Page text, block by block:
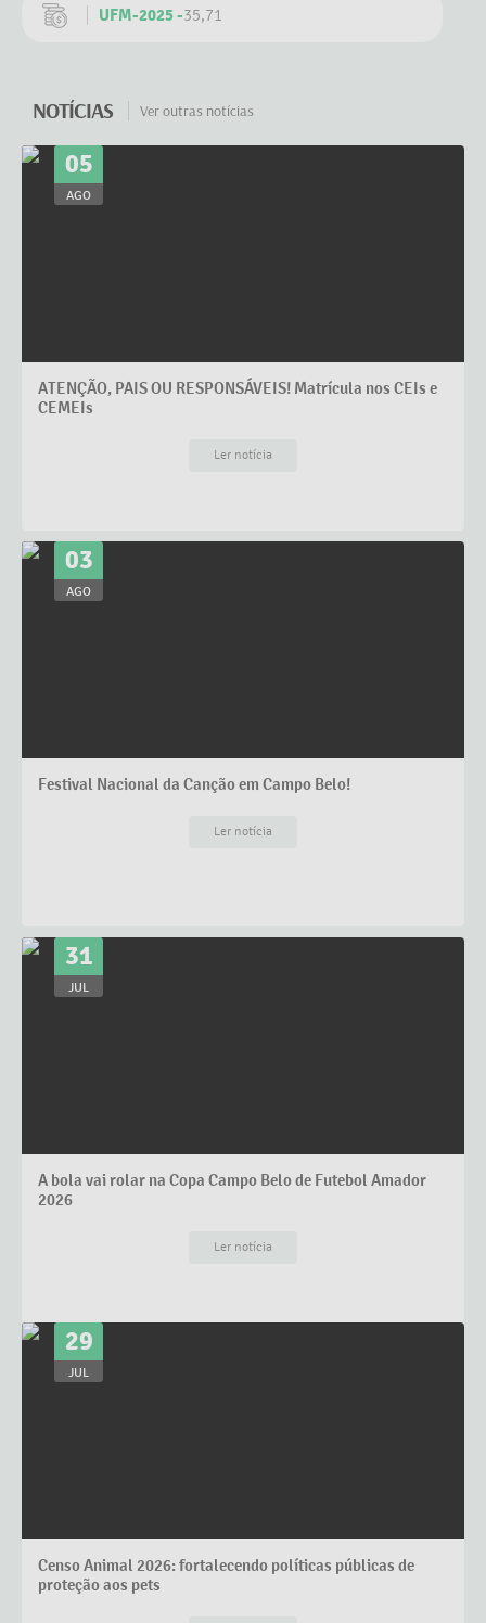
UFM-2025 -35,71
NOTÍCIAS Ver outras notícias
05
AGO
ATENÇÃO, PAIS OU RESPONSÁVEIS! Matrícula nos CEIs e
CEMEIs
Ler notícia
03
AGO
Festival Nacional da Canção em Campo Belo!
Ler notícia
31
JUL
A bola vai rolar na Copa Campo Belo de Futebol Amador
2026
Ler notícia
29
JUL
Censo Animal 2026: fortalecendo políticas públicas de
proteção aos pets